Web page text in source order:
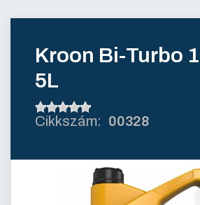
Kroon Bi-Turbo
5L
00328